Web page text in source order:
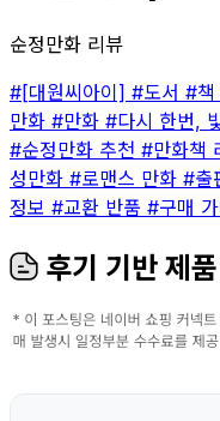
순정만화 리뷰
#[대원씨아이] #도서 #책
만화 #만화 #다시 한번,
#순정만화 추천 #만화책
성만화 #로맨스 만화 #출
정보 #교환 반품 #구매
후기 기반 제